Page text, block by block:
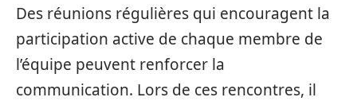
Des réunions régulières qui encouragent la
participation active de chaque membre de
l’équipe peuvent renforcer la
communication. Lors de ces rencontres, il